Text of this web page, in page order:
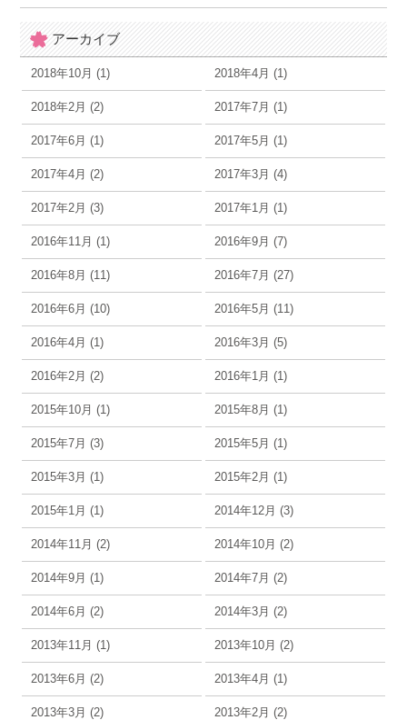
アーカイブ
2018年10月 (1) 2018年4月 (1)
2018年2月 (2) 2017年7月 (1)
2017年6月 (1) 2017年5月 (1)
2017年4月 (2) 2017年3月 (4)
2017年2月 (3) 2017年1月 (1)
2016年11月 (1) 2016年9月 (7)
2016年8月 (11) 2016年7月 (27)
2016年6月 (10) 2016年5月 (11)
2016年4月 (1) 2016年3月 (5)
2016年2月 (2) 2016年1月 (1)
2015年10月 (1) 2015年8月 (1)
2015年7月 (3) 2015年5月 (1)
2015年3月 (1) 2015年2月 (1)
2015年1月 (1) 2014年12月 (3)
2014年11月 (2) 2014年10月 (2)
2014年9月 (1) 2014年7月 (2)
2014年6月 (2) 2014年3月 (2)
2013年11月 (1) 2013年10月 (2)
2013年6月 (2) 2013年4月 (1)
2013年3月 (2) 2013年2月 (2)